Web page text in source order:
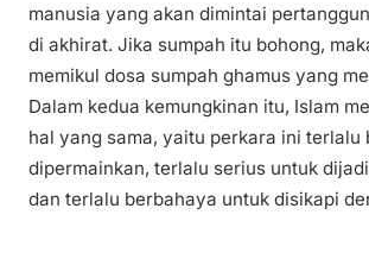
manusia yang akan dimintai
di akhirat. Jika sumpah itu bohong,
memikul dosa sumpah ghamus yang
Dalam kedua kemungkinan itu, Islam
hal yang sama, yaitu perkara ini terlalu
dipermainkan, terlalu serius untuk
dan terlalu berbahaya untuk disikapi